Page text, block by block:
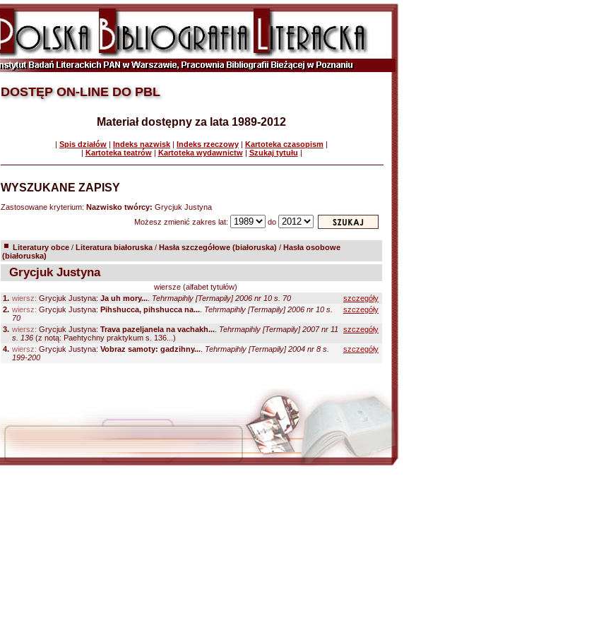
DOSTĘP ON-LINE DO PBL
Materiał dostępny za lata 1989-2012
| Spis działów | Indeks nazwisk | Indeks rzeczowy | Kartoteka czasopism |
| Kartoteka teatrów| Kartoteka wydawnictw| Szukaj tytułu |
WYSZUKANE ZAPISY
Zastosowane kryterium: Nazwisko twórcy: Grycjuk Justyna
Możesz zmienić zakres lat:
do
Literatury obce / Literatura białoruska / Hasła szczegółowe (białoruska) / Hasła osobowe
(białoruska)
Grycjuk Justyna
wiersze (alfabet tytułów)
1. wiersz: Grycjuk Justyna: Ja uh mory... Tehrmapihly [Termapily] 2006 nr 10 s. 70
szczegóły
2. wiersz: Grycjuk Justyna: Pihshucca, pihshucca na... Tehrmapihly [Termapily] 2006 nr 10 s.
70
szczegóły
3. wiersz: Grycjuk Justyna: Trava pazeljanela na vachakh... Tehrmapihly [Termapily] 2007 nr 11
s. 136 (z notą: Paehtychny praktykum s. 136...)
szczegóły
4. wiersz: Grycjuk Justyna: Vobraz samoty: gadzihny... Tehrmapihly [Termapily] 2004 nr 8 s.
199-200
szczegóły